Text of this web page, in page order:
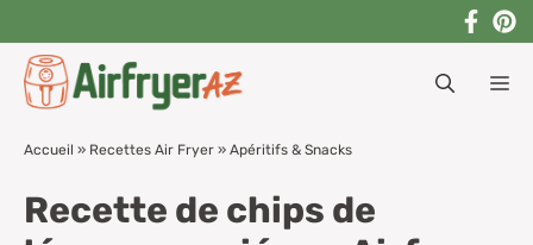
contenu
Accueil » Recettes Air Fryer » Apéritifs & Snacks
Recette de chips de